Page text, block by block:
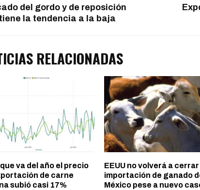
del gordo y de reposición
la tendencia a la baja
RELACIONADAS
va del año el precio
de carne
subió casi 17%
EEUU no volverá a cerrar
importación de ganado
México pese a nuevo